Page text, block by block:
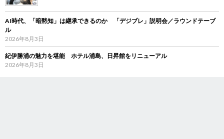
AI時代、「暗黙知」は継承できるのか 「デジブレ」説明会／ラウンドテーブ
ル
2026年8月3日
紀伊勝浦の魅力を堪能 ホテル浦島、日昇館をリニューアル
2026年8月3日